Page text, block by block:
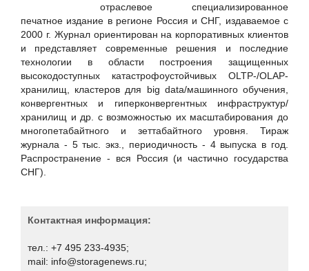
ICT-Online.ru «Инфокоммуникации онлайн»
LURE IT / ООО «Люр АйТи»
Positive Technologies
RuSIEM
SETERE Ltd. / ООО "ТБИ"
Skybox Security
Softline
SoftMall
Staffcop
UserGate
отраслевое специализированное
печатное издание в регионе Россия и СНГ, издаваемое с
2000 г. Журнал ориентирован на корпоративных клиентов
и представляет современные решения и последние
технологии в области построения защищенных
высокодоступных катастрофоустойчивых OLTP-/OLAP-
хранилищ, кластеров для big data/машинного обучения,
конвергентных и гиперконвергентных инфраструктур/
хранилищ и др. с возможностью их масштабирования до
многопетабайтного и зеттабайтного уровня. Тираж
журнала - 5 тыс. экз., периодичность - 4 выпуска в год.
Распространение - вся Россия (и частично государства
СНГ).
Контактная информация:
тел.: +7 495 233-4935;
mail: info@storagenews.ru;